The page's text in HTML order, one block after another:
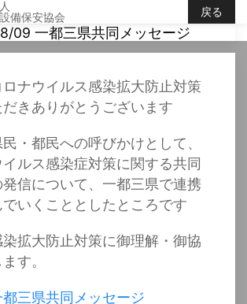
備保安協会
戻る
09 一都三県共同メッセージ
ナウイルス感染拡大防止対策
きありがとうございます
・都民への呼びかけとして、
ルス感染症対策に関する共同
発信について、一都三県で連携
でいくこととしたところです
拡大防止対策に御理解・御協
す。
都三県共同メッセージ